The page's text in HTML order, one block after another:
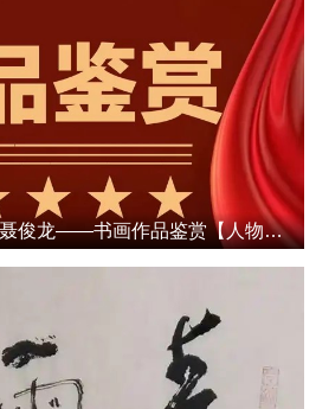
中国实力派著名书画家聂俊龙——书画作品鉴赏【人物艺术专访】